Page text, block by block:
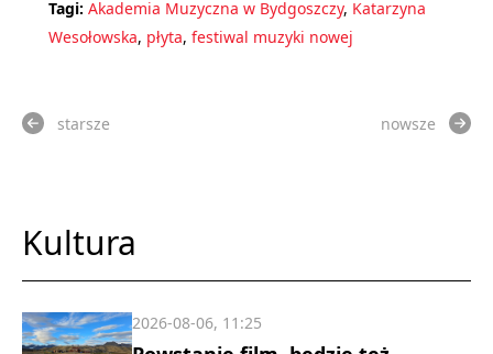
Tagi: Akademia Muzyczna w Bydgoszczy, Katarzyna
Wesołowska, płyta, festiwal muzyki nowej
starsze nowsze
Kultura
2026-08-06, 11:25